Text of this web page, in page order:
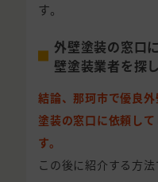
す。
外壁塗装の窓口
壁塗装業者を探
結論、那珂市で優良
塗装の窓口に依頼し
す。
この後に紹介する方